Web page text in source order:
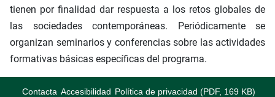
tienen por finalidad dar respuesta a los retos globales de
las sociedades contemporáneas. Periódicamente se
organizan seminarios y conferencias sobre las actividades
formativas básicas específicas del programa.
Contacta Accesibilidad Política de privacidad (PDF, 169 KB)